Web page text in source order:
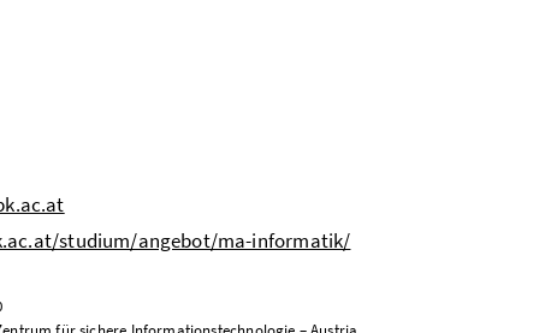
studium/angebot/ma-informatik/